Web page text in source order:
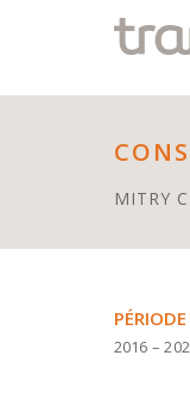
MITRY
PÉRIODE
2016 –
Panneau de gestion des